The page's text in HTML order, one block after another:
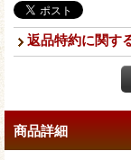
返品特約に関す
商品詳細